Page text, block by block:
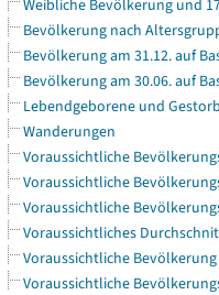
Weibliche Bevölkerung und
Bevölkerung nach
Bevölkerung am 31.12. auf
Bevölkerung am 30.06. auf
Lebendgeborene und
Wanderungen
Voraussichtliche
Voraussichtliche
Voraussichtliche
Voraussichtliches
Voraussichtliche
Voraussichtliche